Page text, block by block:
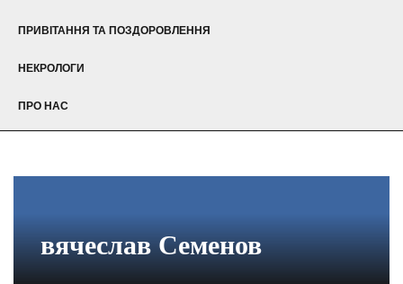
ПРИВІТАННЯ ТА ПОЗДОРОВЛЕННЯ
НЕКРОЛОГИ
ПРО НАС
вячеслав Семенов